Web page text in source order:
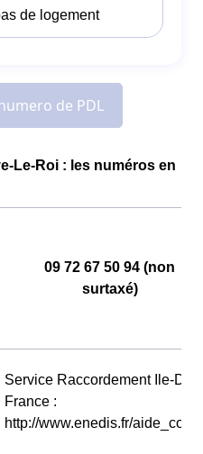
Le-Roi : les numéros en
09 72 67 50 94 (non
surtaxé)
Service Raccordement Ile-De-
France :
http://www.enedis.fr/